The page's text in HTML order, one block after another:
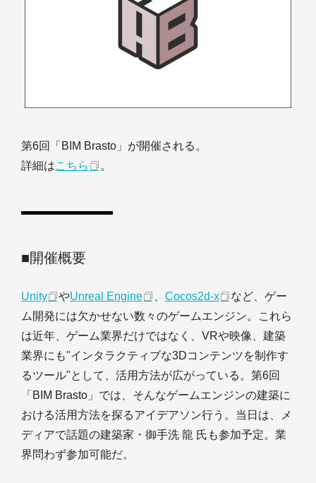
第6回「BIM Brasto」が開催される。
詳細はこちら 。
■開催概要
Unity やUnreal Engine Cocos2d-x
など、ゲー
ム開発には欠かせない数々のゲームエンジン。これら
は近年、ゲーム業界だけではなく、VRや映像、建築
業界にも"インタラクティブな3Dコンテンツを制作す
るツール"として、活用方法が広がっている。第6回
「BIM Brasto」では、そんなゲームエンジンの建築に
おける活用方法を探るアイデアソン行う。当日は、メ
ディアで話題の建築家・御手洗 龍 氏も参加予定。業
界問わず参加可能だ。